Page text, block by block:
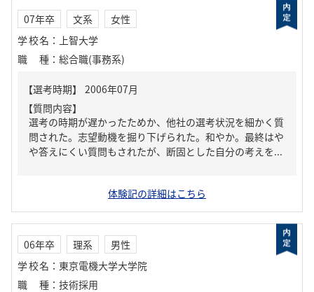
07年卒 文系
女性
学校名 ： 上智大学
職種 ： 総合職(事務系)
【質問内容】
選考の時期が遅かったためか、他社の選考状況を細かく質
問された。志望動機を掘り下げられた。和やか。最終はや
や答えにくい質問もされたが、断固とした自分の考えを...
体験記の詳細はこちら
06年卒 理系
男性
学校名 ： 東京電機大学大学院
職種 ： 技術採用